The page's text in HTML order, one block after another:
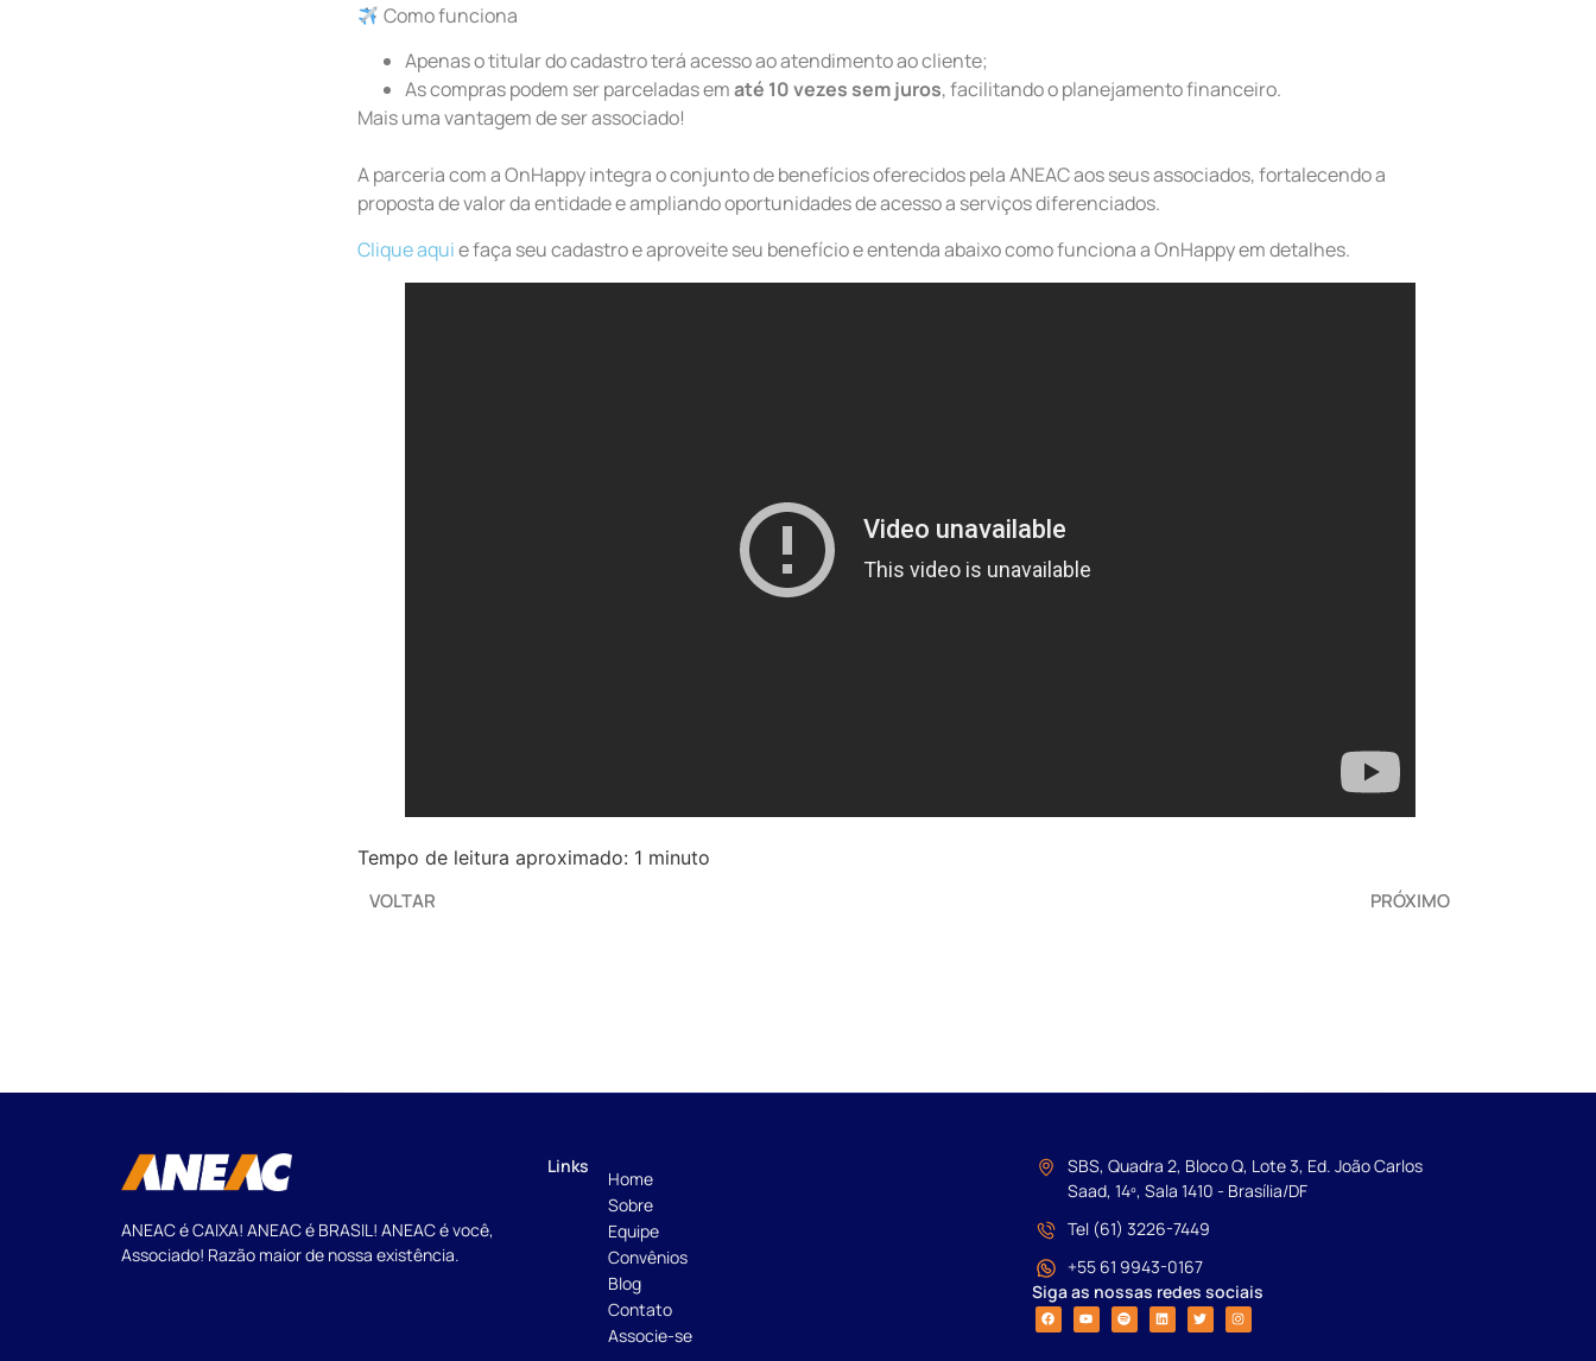
Como funciona
Apenas o titular do cadastro terá acesso ao atendimento ao cliente;
As compras podem ser parceladas ematé 10 vezes sem juros, facilitando o planejamento financeiro.
Mais uma vantagem de ser associado!
A parceria com a OnHappy integra o conjunto de benefícios oferecidos pela ANEAC aos seus associados, fortalecendo a
proposta de valor da entidade e ampliando oportunidades de acesso a serviços diferenciados.
Clique aquie faça seu cadastro e aproveite seu benefício e entenda abaixo como funciona a OnHappy em detalhes.
Tempo de leitura aproximado: 1 minuto
VOLTAR PRÓXIMO
ANEAC é CAIXA! ANEAC é BRASIL! ANEAC é você,
Associado! Razão maior de nossa existência.
Links
Home
Sobre
Equipe
Convênios
Blog
Contato
Associe-se
SBS, Quadra 2, Bloco Q, Lote 3, Ed. João Carlos
Saad, 14º, Sala 1410 - Brasília/DF
Tel (61) 3226-7449
+55 61 9943-0167
Siga as nossas redes sociais